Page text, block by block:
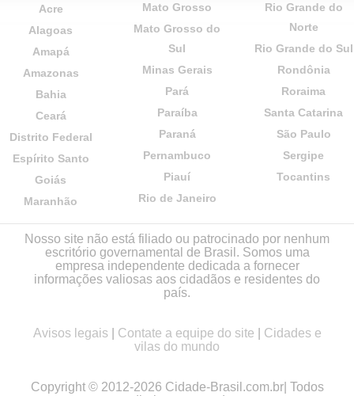
Acre
Alagoas
Amapá
Amazonas
Bahia
Ceará
Distrito Federal
Espírito Santo
Goiás
Maranhão
Mato Grosso
Mato Grosso do
Sul
Minas Gerais
Pará
Paraíba
Paraná
Pernambuco
Piauí
Rio de Janeiro
Rio Grande do
Norte
Rio Grande do Sul
Rondônia
Roraima
Santa Catarina
São Paulo
Sergipe
Tocantins
Nosso site não está filiado ou patrocinado por nenhum
escritório governamental de Brasil. Somos uma
empresa independente dedicada a fornecer
informações valiosas aos cidadãos e residentes do
país.
Avisos legais Contate a equipe do site
Cidades e
vilas do mundo
Copyright © 2012-2026 Cidade-Brasil.com.br| Todos